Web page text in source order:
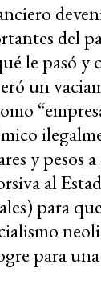
del
le pasó y
un
y pesos a
al
para
para